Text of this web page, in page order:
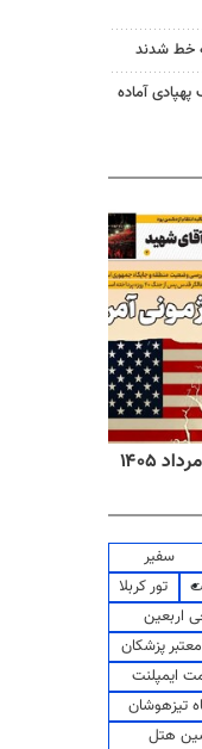
خط شدند
آماده
سفیر
تور کربلا
اربعین
پزشکان
ایمپلنت
تیزهوشان
هتل